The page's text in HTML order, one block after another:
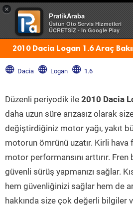
×
PratikAraba
Üstün Oto Servis Hizmetleri
ÜCRETSİZ - In Google Play
2010 Dacia Logan 1.6 Araç
Dacia Logan 1.6
Düzenli periyodik ile 2010 Dacia
daha uzun süre arızasız olarak
değiştirdiğiniz motor yağı, yakıt
motorun ömrünü uzatır. Kirli
motor performansını arttırır.
güvenli sürüş yapmanızı sağlar.
hem güvenliğinizi sağlar hem de
hakkında size çok değerli bilgiler